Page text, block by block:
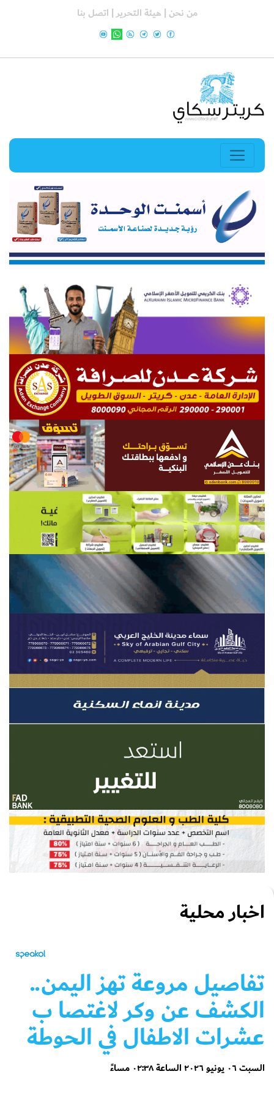
من نحن | هيئة التحرير | اتصل بنا
اخبار محلية
تفاصيل مروعة تهز اليمن..
الكشف عن وكر لاغتصا ب
عشرات الاطفال في الحوطة
السبت ٠٦ يونيو ٢٠٢٦ الساعة ٠٢:٣٨ مساءً